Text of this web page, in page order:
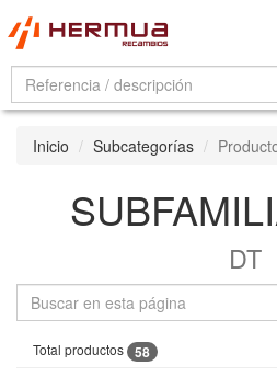
Inicio Subcategorías
DT
Total productos 58